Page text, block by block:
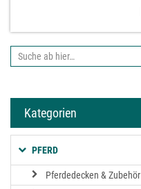
Suche
Kategorien
PFERD
Pferdedecken & Zubehör